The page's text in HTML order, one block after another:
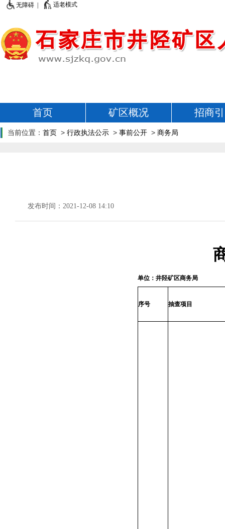
无障碍 | 适老模式
首页 矿区概况 招商
当前位置： 首页 > 行政执法公示 > 事前公开 > 商务局
发布时间：2021-12-08 14:10
单位：井陉矿区商务局
序号 抽查项目